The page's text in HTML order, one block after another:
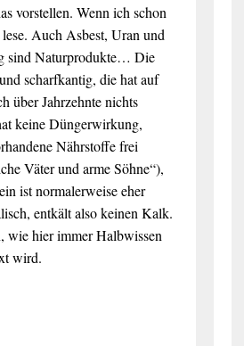
vorstellen. Wenn ich schon
Auch Asbest, Uran und
sind Naturprodukte… Die
scharfkantig, die hat auf
über Jahrzehnte nichts
keine Düngerwirkung,
Nährstoffe frei
Väter und arme Söhne“),
ist normalerweise eher
entkält also keinen Kalk.
wie hier immer Halbwissen
wird.